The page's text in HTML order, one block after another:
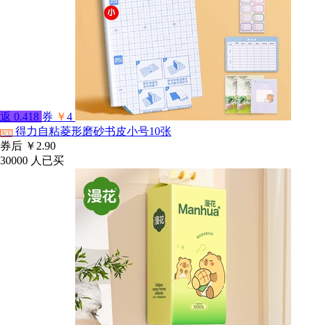
返 0.418 券 ￥4
淘宝 得力自粘菱形磨砂书皮小号10张
券后 ￥2.90
30000 人已买